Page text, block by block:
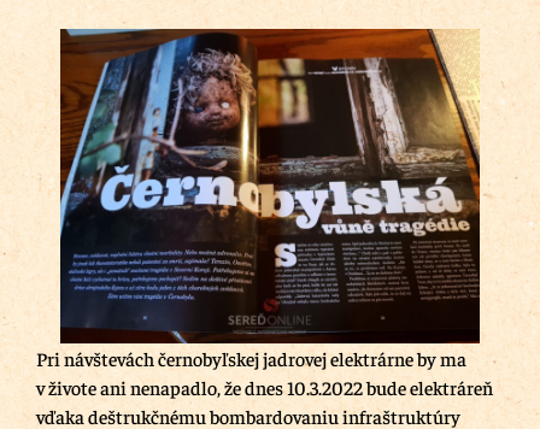
Pri návštevách černobyľskej jadrovej elektrárne by ma
v živote ani nenapadlo, že dnes 10.3.2022 bude elektráreň
vďaka deštrukčnému bombardovaniu infraštruktúry